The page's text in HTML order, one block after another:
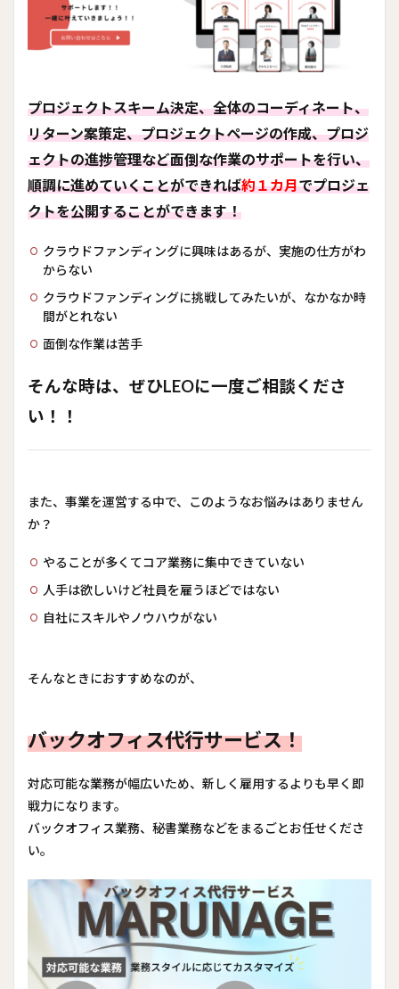
プロジェクトスキーム決定、全体のコーディネート、
リターン案策定、プロジェクトページの作成、プロジ
ェクトの進捗管理など面倒な作業のサポートを行い、
順調に進めていくことができれば約１カ月でプロジェ
クトを公開することができます！
クラウドファンディングに興味はあるが、実施の仕方がわ
からない
クラウドファンディングに挑戦してみたいが、なかなか時
間がとれない
面倒な作業は苦手
そんな時は、ぜひLEOに一度ご相談くださ
い！！
また、事業を運営する中で、このようなお悩みはありません
か？
やることが多くてコア業務に集中できていない
人手は欲しいけど社員を雇うほどではない
自社にスキルやノウハウがない
そんなときにおすすめなのが、
バックオフィス代行サービス！
対応可能な業務が幅広いため、新しく雇用するよりも早く即
戦力になります。
バックオフィス業務、秘書業務などをまるごとお任せくださ
い。